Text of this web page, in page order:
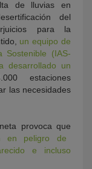
de lluvias en
del
para la
un equipo de
Sostenible (IAS-
desarrollado un
estaciones
las necesidades
provoca que
en peligro de
e incluso